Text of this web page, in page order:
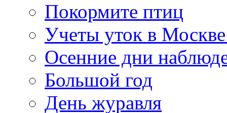
Покормите птиц
Учеты уток в
Осенние дни
Большой год
День журавля